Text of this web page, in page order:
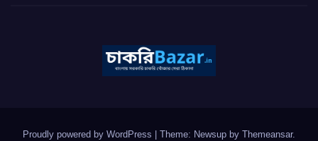
Proudly powered by WordPress Theme: Newsup by Themeansar.